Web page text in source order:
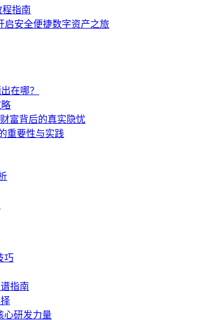
指南
安全便捷数字资产之旅
在哪？
富背后的真实隐忧
重要性与实践
巧
指南
心研发力量